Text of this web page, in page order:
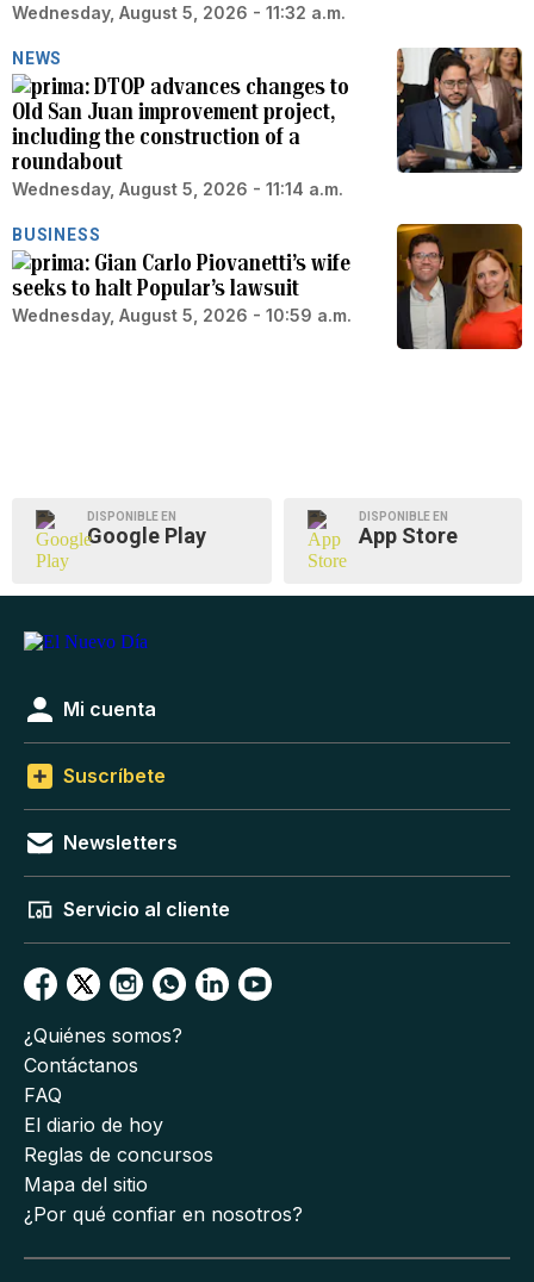
Wednesday, August 5, 2026 - 11:32 a.m.
NEWS
DTOP advances changes to
Old San Juan improvement project,
including the construction of a
roundabout
Wednesday, August 5, 2026 - 11:14 a.m.
BUSINESS
Gian Carlo Piovanetti’s wife
seeks to halt Popular’s lawsuit
Wednesday, August 5, 2026 - 10:59 a.m.
DISPONIBLE EN
Google Play
DISPONIBLE EN
App Store
Mi cuenta
Suscríbete
Newsletters
Servicio al cliente
¿Quiénes somos?
Contáctanos
FAQ
El diario de hoy
Reglas de concursos
Mapa del sitio
¿Por qué confiar en nosotros?